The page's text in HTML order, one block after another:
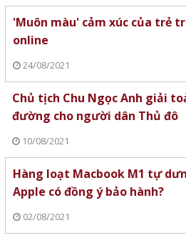
'Muôn màu' cảm xúc của trẻ
online
24/08/2021
Chủ tịch Chu Ngọc Anh giải
đường cho người dân Thủ đô
10/08/2021
Hàng loạt Macbook M1 tự
Apple có đồng ý bảo hành?
02/08/2021